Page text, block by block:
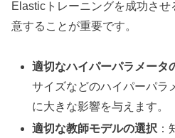
Elasticトレーニングを成功さ
意することが重要です。
適切なハイパーパラメータ
サイズなどのハイパーパラ
に大きな影響を与えます。
適切な教師モデルの選択